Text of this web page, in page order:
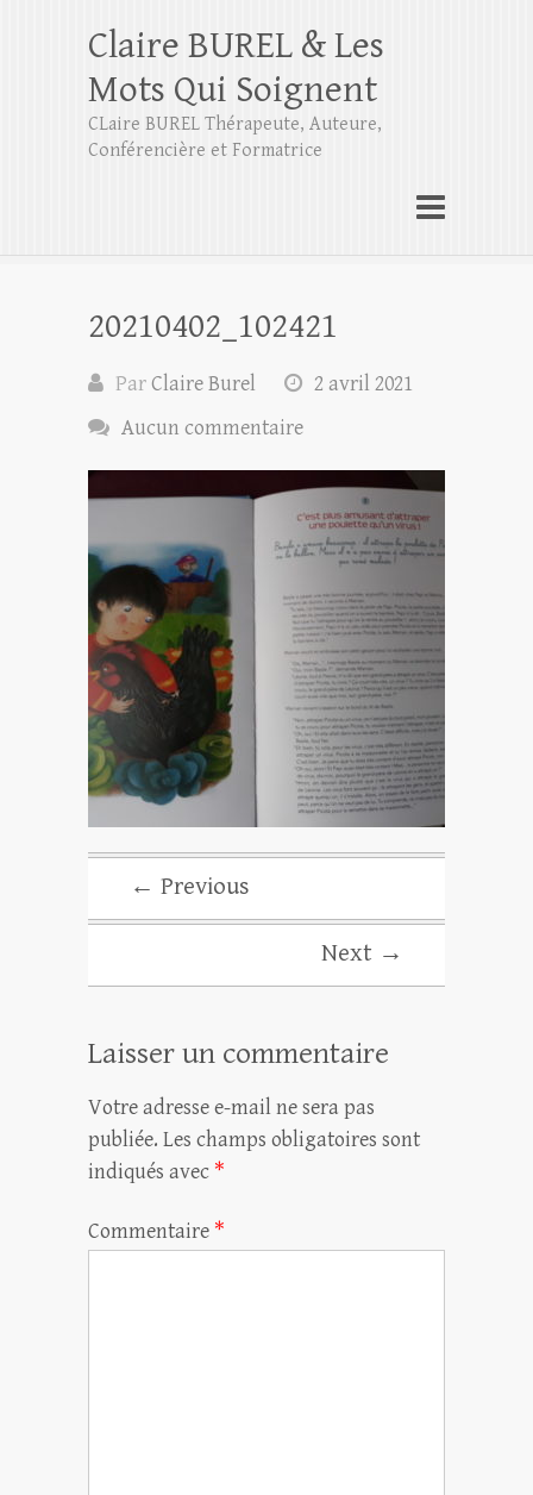
Claire BUREL & Les
Mots Qui Soignent
CLaire BUREL Thérapeute, Auteure,
Conférencière et Formatrice
20210402_102421
ParClaire Burel
2 avril 2021
Aucun commentaire
← Previous
Next →
Laisser un commentaire
Votre adresse e-mail ne sera pas
publiée. Les champs obligatoires sont
indiqués avec *
Commentaire *